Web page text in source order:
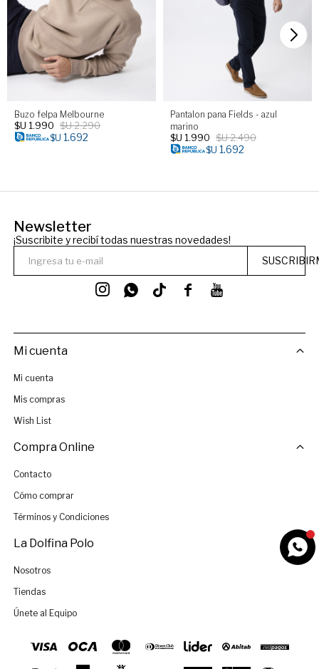
Buzo felpa Melbourne
$U 1.990 $U2.290
$U 1.692
Pantalon pana Fields - azul
marino
$U 1.990 $U2.490
$U 1.692
Newsletter
¡Suscribite y recibí todas nuestras novedades!
 
 
Mi cuenta
Mi cuenta
Mis compras
Wish List
Compra Online
Contacto
Cómo comprar
Términos y Condiciones
La Dolfina Polo
Nosotros
Tiendas
Únete al Equipo